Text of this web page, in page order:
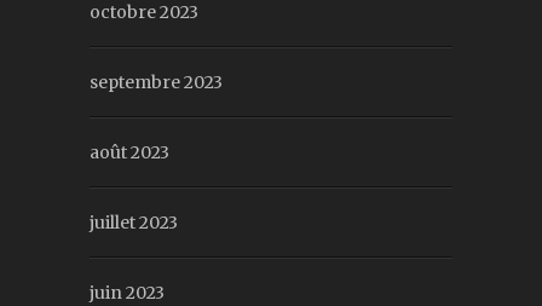
octobre 2023
septembre 2023
août 2023
juillet 2023
juin 2023